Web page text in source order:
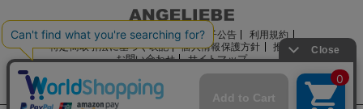
ご利用ガイド 会社概要 電子公告
利用規約
特定商取引法に基づく表記
個人情報保護方針
推奨環境
お問い合わせ
サイトマップ